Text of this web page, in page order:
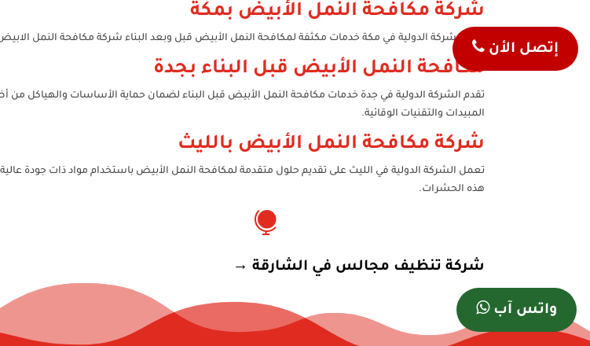
شركة مكافحة النمل الأبيض بمكة
توفر الشركة الدولية في مكة خدمات مكثفة لمكافحة النمل الأبيض قبل وبعد البناء شركة مكافحة النمل
مكافحة النمل الأبيض قبل البناء بجدة
تقدم الشركة الدولية في جدة خدمات مكافحة النمل الأبيض قبل البناء لضمان حماية الأساسات والهياكل من
المبيدات والتقنيات الوقائية.
شركة مكافحة النمل الأبيض بالليث
تعمل الشركة الدولية في الليث على تقديم حلول متقدمة لمكافحة النمل الأبيض باستخدام مواد ذات جودة
هذه الحشرات.

شركة تنظيف مجالس في الشارقة →
إتصل الأن
واتس آب